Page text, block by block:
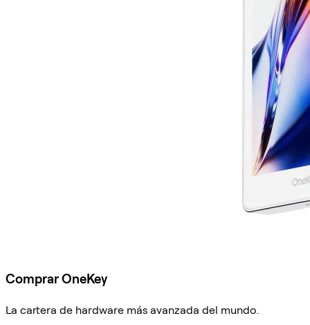
Comprar OneKey
La cartera de hardware más avanzada del mundo.